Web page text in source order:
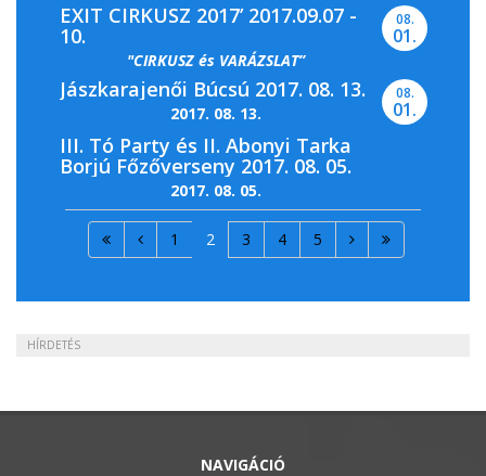
EXIT CIRKUSZ 2017’ 2017.09.07 -
10.
"CIRKUSZ és VARÁZSLAT”
08.
01.
Jászkarajenői Búcsú 2017. 08. 13.
2017. 08. 13.
08.
01.
III. Tó Party és II. Abonyi Tarka
Borjú Főzőverseny 2017. 08. 05.
2017. 08. 05.
1 2 3 4 5
HÍRDETÉS
NAVIGÁCIÓ